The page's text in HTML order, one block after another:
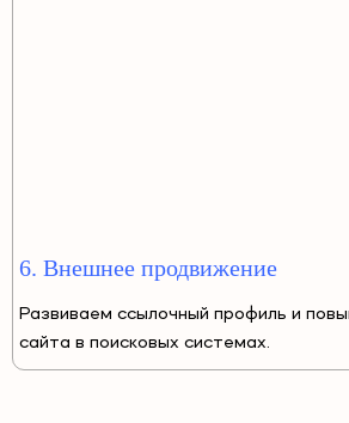
6. Внешнее продвижение
Развиваем ссылочный профиль и
сайта в поисковых системах.